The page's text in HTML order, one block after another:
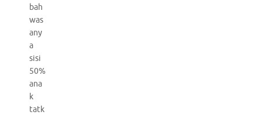
bah
was
any
a
sisi
50%
ana
k
tatk